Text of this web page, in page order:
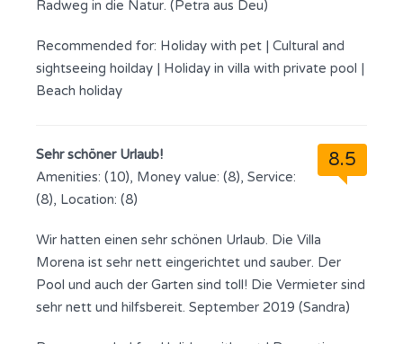
Radweg in die Natur. (Petra aus Deu)
Recommended for: Holiday with pet | Cultural and
sightseeing hoilday | Holiday in villa with private pool |
Beach holiday
8.5
Sehr schöner Urlaub!
Amenities: (10), Money value: (8), Service:
(8), Location: (8)
Wir hatten einen sehr schönen Urlaub. Die Villa
Morena ist sehr nett eingerichtet und sauber. Der
Pool und auch der Garten sind toll! Die Vermieter sind
sehr nett und hilfsbereit. September 2019 (Sandra)